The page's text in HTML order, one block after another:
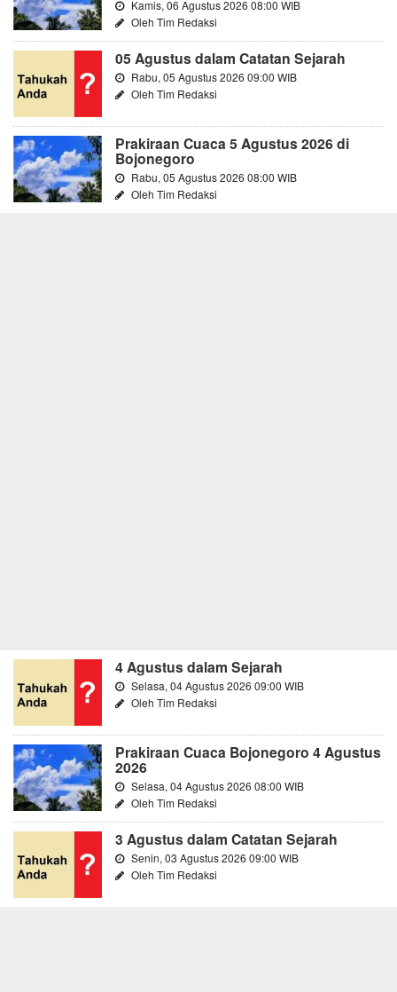
Kamis, 06 Agustus 2026 08:00 WIB
Oleh Tim Redaksi
05 Agustus dalam Catatan Sejarah
Rabu, 05 Agustus 2026 09:00 WIB
Oleh Tim Redaksi
Prakiraan Cuaca 5 Agustus 2026 di
Bojonegoro
Rabu, 05 Agustus 2026 08:00 WIB
Oleh Tim Redaksi
4 Agustus dalam Sejarah
Selasa, 04 Agustus 2026 09:00 WIB
Oleh Tim Redaksi
Prakiraan Cuaca Bojonegoro 4 Agustus
2026
Selasa, 04 Agustus 2026 08:00 WIB
Oleh Tim Redaksi
3 Agustus dalam Catatan Sejarah
Senin, 03 Agustus 2026 09:00 WIB
Oleh Tim Redaksi